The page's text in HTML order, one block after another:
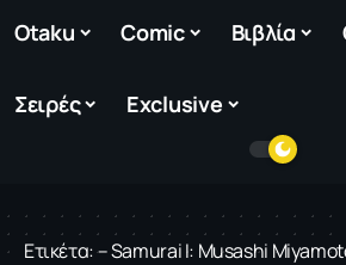
Otaku Comic Βιβλία
Σειρές Exclusive
Ετικέτα:– Samurai I: Musashi